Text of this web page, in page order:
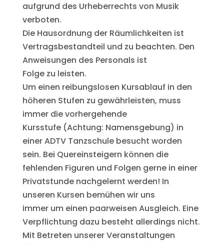
aufgrund des Urheberrechts von Musik
verboten.
Die Hausordnung der Räumlichkeiten ist
Vertragsbestandteil und zu beachten. Den
Anweisungen des Personals ist
Folge zu leisten.
Um einen reibungslosen Kursablauf in den
höheren Stufen zu gewährleisten, muss
immer die vorhergehende
Kursstufe (Achtung: Namensgebung) in
einer ADTV Tanzschule besucht worden
sein. Bei Quereinsteigern können die
fehlenden Figuren und Folgen gerne in einer
Privatstunde nachgelernt werden! In
unseren Kursen bemühen wir uns
immer um einen paarweisen Ausgleich. Eine
Verpflichtung dazu besteht allerdings nicht.
Mit Betreten unserer Veranstaltungen